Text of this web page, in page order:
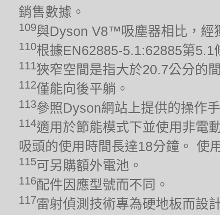
銷售數據。
109與Dyson V8™吸塵器相比，經
110根據EN62885-5.1:62885第
111狹窄空間是指大於20.7公分的
112僅能向後平躺。
113參照Dyson網站上提供的操作
114適用於節能模式下並使用非電
吸頭的使用時間長達18分鐘。 使
115可另購額外電池。
116配件因應型號而不同。
117雷射偵測技術專為硬地板而設